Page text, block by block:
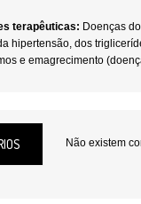
terapêuticas: Doenças
hipertensão, dos
e emagrecimento
termais:
As Termas do
Não existem